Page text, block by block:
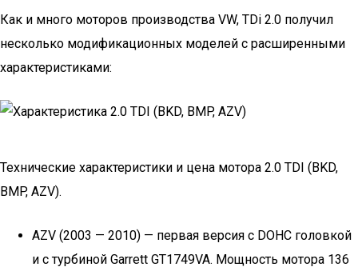
Как и много моторов производства VW, TDi 2.0 получил
несколько модификационных моделей с расширенными
характеристиками:
Технические характеристики и цена мотора 2.0 TDI (BKD,
BMP, AZV).
AZV (2003 — 2010) — первая версия с DOHC головкой
и с турбиной Garrett GT1749VA. Мощность мотора 136